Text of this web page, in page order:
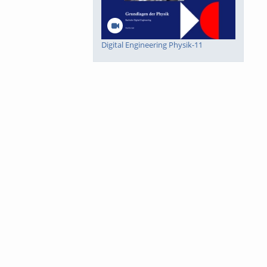
Digital Engineering Physik-11